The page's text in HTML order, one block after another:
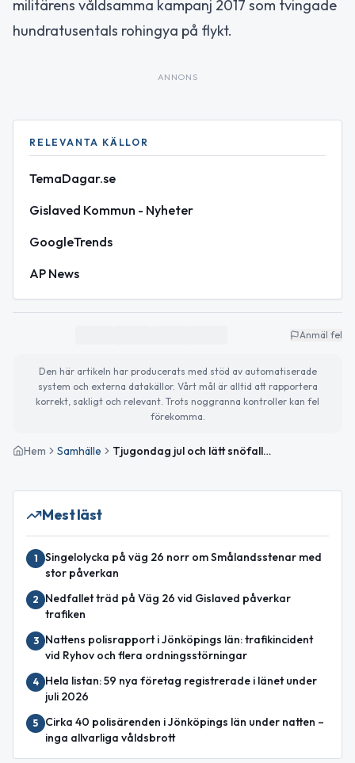
militärens våldsamma kampanj 2017 som tvingade
hundratusentals rohingya på flykt.
ANNONS
RELEVANTA KÄLLOR
TemaDagar.se
Gislaved Kommun - Nyheter
GoogleTrends
AP News
Anmäl fel
Den här artikeln har producerats med stöd av automatiserade
system och externa datakällor. Vårt mål är alltid att rapportera
korrekt, sakligt och relevant. Trots noggranna kontroller kan fel
förekomma.
Hem Samhälle Tjugondag jul och lätt snöfall i Gislaved – viktiga nyheter och trender
Mest läst
1
Singelolycka på väg 26 norr om Smålandsstenar med
stor påverkan
2
Nedfallet träd på Väg 26 vid Gislaved påverkar
trafiken
3
Nattens polisrapport i Jönköpings län: trafikincident
vid Ryhov och flera ordningsstörningar
4
Hela listan: 59 nya företag registrerade i länet under
juli 2026
5
Cirka 40 polisärenden i Jönköpings län under natten –
inga allvarliga våldsbrott